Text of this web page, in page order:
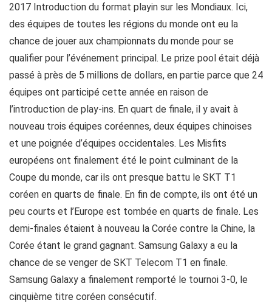
2017 Introduction du format playin sur les Mondiaux. Ici,
des équipes de toutes les régions du monde ont eu la
chance de jouer aux championnats du monde pour se
qualifier pour l’événement principal. Le prize pool était déjà
passé à près de 5 millions de dollars, en partie parce que 24
équipes ont participé cette année en raison de
l’introduction de play-ins. En quart de finale, il y avait à
nouveau trois équipes coréennes, deux équipes chinoises
et une poignée d’équipes occidentales. Les Misfits
européens ont finalement été le point culminant de la
Coupe du monde, car ils ont presque battu le SKT T1
coréen en quarts de finale. En fin de compte, ils ont été un
peu courts et l’Europe est tombée en quarts de finale. Les
demi-finales étaient à nouveau la Corée contre la Chine, la
Corée étant le grand gagnant. Samsung Galaxy a eu la
chance de se venger de SKT Telecom T1 en finale.
Samsung Galaxy a finalement remporté le tournoi 3-0, le
cinquième titre coréen consécutif.